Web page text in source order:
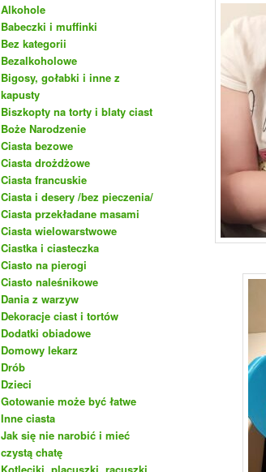
Alkohole
Babeczki i muffinki
Bez kategorii
Bezalkoholowe
Bigosy, gołabki i inne z
kapusty
Biszkopty na torty i blaty ciast
Boże Narodzenie
Ciasta bezowe
Ciasta drożdżowe
Ciasta francuskie
Ciasta i desery /bez pieczenia/
Ciasta przekładane masami
Ciasta wielowarstwowe
Ciastka i ciasteczka
Ciasto na pierogi
Ciasto naleśnikowe
Dania z warzyw
Dekoracje ciast i tortów
Dodatki obiadowe
Domowy lekarz
Drób
Dzieci
Gotowanie może być łatwe
Inne ciasta
Jak się nie narobić i mieć
czystą chatę